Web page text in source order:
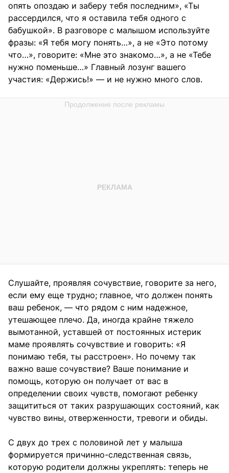
опять опоздаю и заберу тебя последним», «Ты
рассердился, что я оставила тебя одного с
бабушкой». В разговоре с малышом используйте
фразы: «Я тебя могу понять…», а не «Это потому
что…», говорите: «Мне это знакомо…», а не «Тебе
нужно поменьше…» Главный лозунг вашего
участия: «Держись!» — и не нужно много слов.
Слушайте, проявляя сочувствие, говорите за него,
если ему еще трудно; главное, что должен понять
ваш ребенок, — что рядом с ним надежное,
утешающее плечо. Да, иногда крайне тяжело
вымотанной, уставшей от постоянных истерик
маме проявлять сочувствие и говорить: «Я
понимаю тебя, ты расстроен». Но почему так
важно ваше сочувствие? Ваше понимание и
помощь, которую он получает от вас в
определении своих чувств, помогают ребенку
защититься от таких разрушающих состояний, как
чувство вины, отверженности, тревоги и обиды.
С двух до трех с половиной лет у малыша
формируется причинно-следственная связь,
которую родители должны укреплять: теперь не